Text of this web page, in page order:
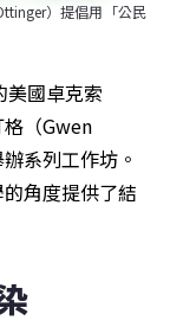
）提倡用「公民
國卓克索
（Gwen
系列工作坊。
角度提供了結